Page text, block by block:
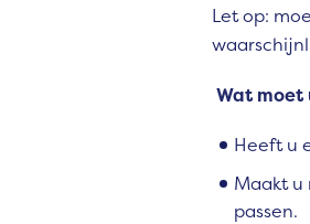
Let op:
Wat moet
Heeft u
Maakt u
passen.